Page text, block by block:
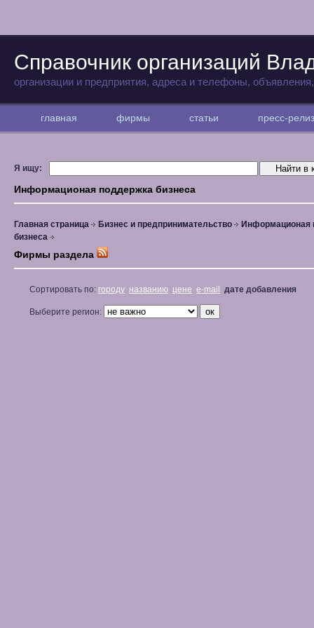
Справочник организаций
организации и предприятия, адреса и телефоны,
главная фирмы статьи пресс-
Я ищу:
Информационая поддержка бизнеса
Главная страница Бизнес и предпринимательство
Информационая
бизнеса
Фирмы раздела
Сортировать по: городу названию цене e-mail дате добавления
Выберите регион: